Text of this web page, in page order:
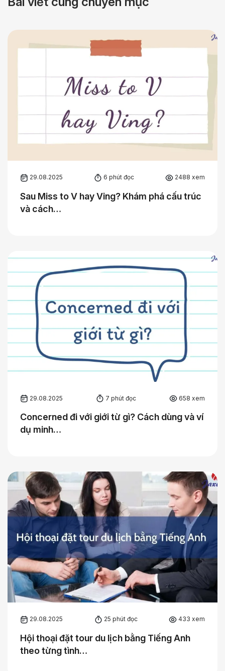
29.08.2025 6 phút đọc 2488 xem
Sau Miss to V hay Ving? Khám phá cấu trúc
và cách…
29.08.2025 7 phút đọc 658 xem
Concerned đi với giới từ gì? Cách dùng và ví
dụ minh…
29.08.2025 25 phút đọc 433 xem
Hội thoại đặt tour du lịch bằng Tiếng Anh
theo từng tình…